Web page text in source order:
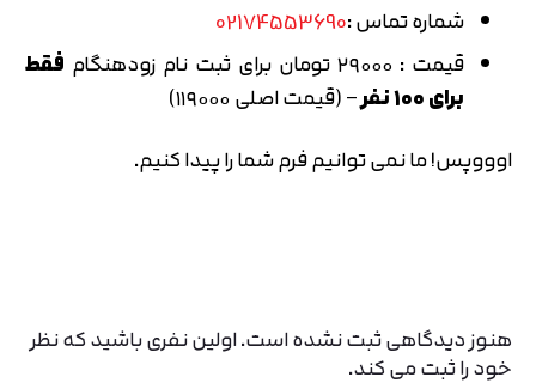
شماره تماس :02174553690
قیمت : ۲۹۰۰۰ تومان برای ثبت نام زودهنگام
فقط
برای ۱۰۰ نفر
– (قیمت اصلی ۱۱۹۰۰۰)
اوووپس! ما نمی توانیم فرم شما را پیدا کنیم.
هنوز دیدگاهی ثبت نشده است. اولین نفری باشید که نظر
خود را ثبت می کند.